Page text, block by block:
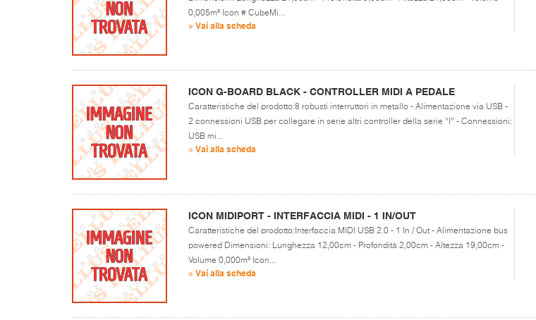
0,005m³ Icon # CubeMi...
» Vai alla scheda
ICON G-BOARD BLACK - CONTROLLER MIDI A PEDALE
Caratteristiche del prodotto:8 robusti interruttori in metallo - Alimentazione via USB -
2 connessioni USB per collegare in serie altri controller della serie ”I” - Connessioni:
USB mi...
» Vai alla scheda
ICON MIDIPORT - INTERFACCIA MIDI - 1 IN/OUT
Caratteristiche del prodotto:Interfaccia MIDI USB 2.0 - 1 In / Out - Alimentazione bus
powered Dimensioni: Lunghezza 12,00cm - Profondità 2,00cm - Altezza 19,00cm -
Volume 0,000m³ Icon...
» Vai alla scheda